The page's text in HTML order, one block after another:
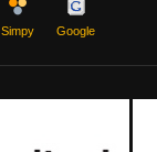
Simpy Google